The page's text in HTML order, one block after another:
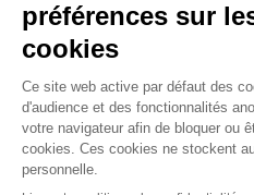
Inscrivez-vous à la lettre
l’Agence du tourisme de la